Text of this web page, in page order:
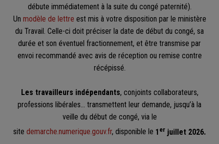
débute immédiatement à la suite du congé paternité).
Un modèle de lettre est mis à votre disposition par le ministère
du Travail. Celle-ci doit préciser la date de début du congé, sa
durée et son éventuel fractionnement, et être transmise par
envoi recommandé avec avis de réception ou remise contre
récépissé.
Les travailleurs indépendants, conjoints collaborateurs,
professions libérales... transmettent leur demande, jusqu’à la
veille du début de congé, via le
site demarche.numerique.gouv.fr, disponible le 1 er juillet 2026.